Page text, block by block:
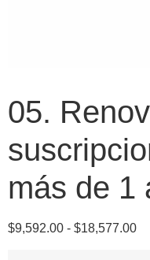
05.
más de 1
$9,592.00 - $18,577.00